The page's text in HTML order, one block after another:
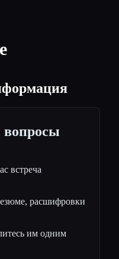
вопросы
встреча
расшифровки
им одним